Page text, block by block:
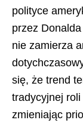
polityce
przez
nie zamierza
się, że trend
tradycyjnej
zmieniając